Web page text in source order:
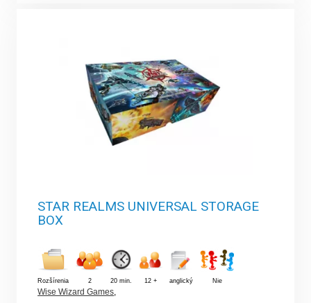
STAR REALMS UNIVERSAL STORAGE
BOX
Rozšírenia 2 20 min. 12 + anglický Nie
Wise Wizard Games,